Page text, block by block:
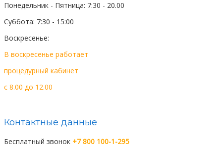
Понедельник - Пятница: 7:30 - 20.00
Суббота: 7:30 - 15:00
Воскресенье:
В воскресенье работает
процедурный кабинет
c 8.00 до 12.00
Контактные данные
Бесплатный звонок +7 800 100-1-295